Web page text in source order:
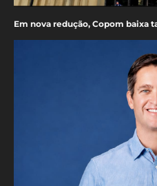
Em nova redução, Copom baixa